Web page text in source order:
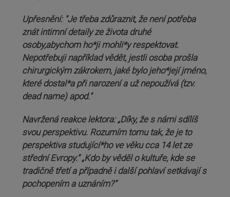
Upřesnění: "Je třeba zdůraznit, že není potřeba
znát intimní detaily ze života druhé
osoby,abychom ho*ji mohli*y respektovat.
Nepotřebuji například vědět, jestli osoba prošla
chirurgickým zákrokem, jaké bylo jeho*její jméno,
které dostal*a při narození a už nepoužívá (tzv.
dead name) apod."
Navržená reakce lektora: „Díky, že s námi sdílíš
svou perspektivu. Rozumím tomu tak, že je to
perspektiva studující*ho ve věku cca 14 let ze
střední Evropy.“ „Kdo by věděl o kultuře, kde se
tradičně třetí a případně i další pohlaví setkávají s
pochopením a uznáním?“